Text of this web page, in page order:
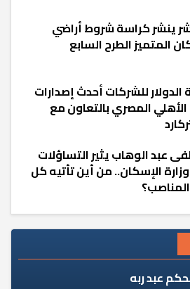
ينشر كراسة شروط أراضي
المتميز الطرح السابع
الدولار للشركات أحدث إصدارات
الأهلي المصري بالتعاون مع
عبد الوهاب يثير التساؤلات
الإسكان.. من أين تأتيه كل
عبد ربه